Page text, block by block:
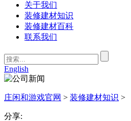
关于我们
装修建材知识
装修建材百科
联系我们
English
庄闲和游戏官网 > 装修建材知识 >
分享: